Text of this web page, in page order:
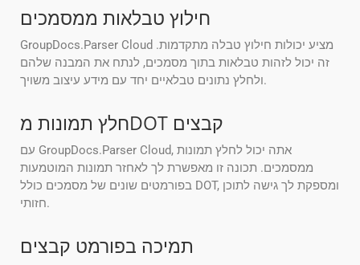
חילוץ טבלאות ממסמכים
GroupDocs.Parser Cloud מציע יכולות חילוץ טבלה מתקדמות.
זה יכול לזהות טבלאות בתוך מסמכים, לנתח את המבנה שלהם
ולחלץ נתונים טבלאיים יחד עם מידע עיצוב משויך.
חלץ תמונות מDOT קבצים
עם GroupDocs.Parser Cloud, אתה יכול לחלץ תמונות
ממסמכים. תכונה זו מאפשרת לך לאחזר תמונות המוטמעות
בפורמטים שונים של מסמכים כולל DOT, ומספקת לך גישה לתוכן
חזותי.
תמיכה בפורמט קבצים